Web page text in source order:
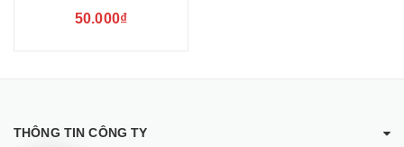
50.000₫
THÔNG TIN CÔNG TY